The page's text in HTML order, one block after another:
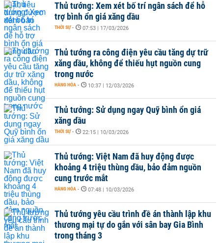
Thủ tướng: Xem xét bố trí ngân sách để hỗ
trợ bình ổn giá xăng dầu
THỜI SỰ - 07:53 | 17/03/2026
Thủ tướng ra công điện yêu cầu tăng dự trữ
xăng dầu, không để thiếu hụt nguồn cung
trong nước
HÀNG HÓA - 10:37 | 12/03/2026
Thủ tướng: Sử dụng ngay Quỹ bình ổn giá
xăng dầu
THỜI SỰ - 22:15 | 10/03/2026
Thủ tướng: Việt Nam đã huy động được
khoảng 4 triệu thùng dầu, bảo đảm nguồn
cung trước mắt
HÀNG HÓA - 07:48 | 10/03/2026
Thủ tướng yêu cầu trình đề án thành lập khu
thương mại tự do gắn với sân bay Gia Bình
trong tháng 3